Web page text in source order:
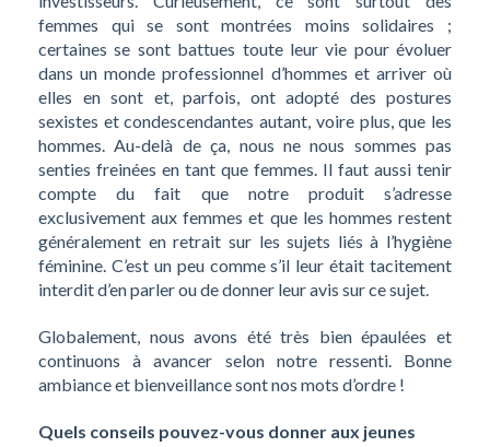
femmes qui se sont montrées moins solidaires ;
certaines se sont battues toute leur vie pour évoluer
dans un monde professionnel d’hommes et arriver où
elles en sont et, parfois, ont adopté des postures
sexistes et condescendantes autant, voire plus, que les
hommes. Au-delà de ça, nous ne nous sommes pas
senties freinées en tant que femmes. Il faut aussi tenir
compte du fait que notre produit s’adresse
exclusivement aux femmes et que les hommes restent
généralement en retrait sur les sujets liés à l’hygiène
féminine. C’est un peu comme s’il leur était tacitement
interdit d’en parler ou de donner leur avis sur ce sujet.
Globalement, nous avons été très bien épaulées et
continuons à avancer selon notre ressenti. Bonne
ambiance et bienveillance sont nos mots d’ordre !
Quels conseils pouvez-vous donner aux jeunes